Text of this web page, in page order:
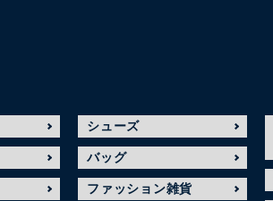
シューズ
バッグ
ファッション雑貨